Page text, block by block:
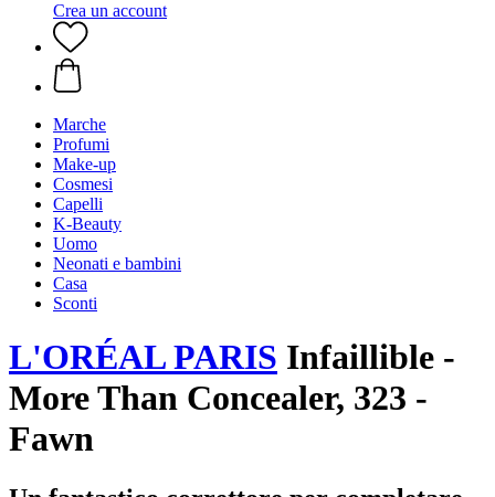
Crea un account
Marche
Profumi
Make-up
Cosmesi
Capelli
K-Beauty
Uomo
Neonati e bambini
Casa
Sconti
L'ORÉAL PARIS Infaillible -
More Than Concealer, 323 -
Fawn